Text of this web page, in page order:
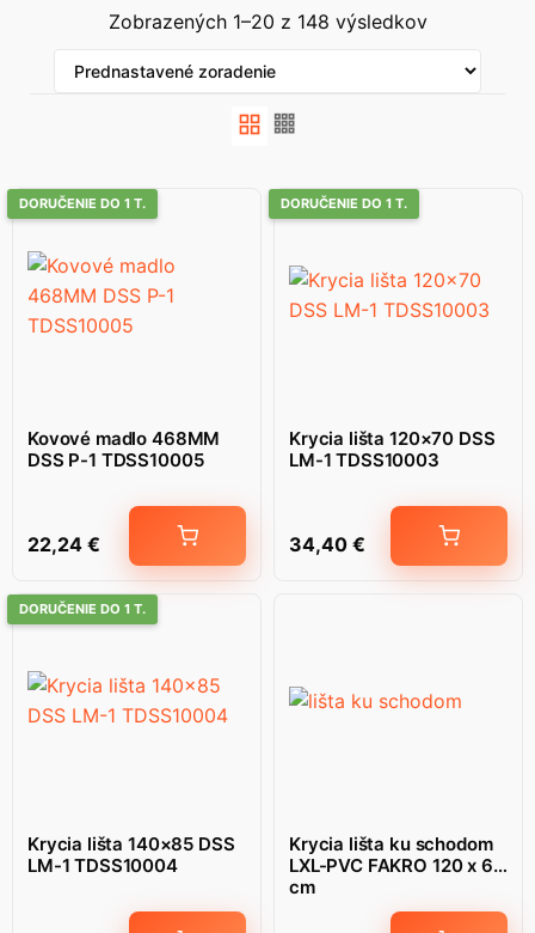
Zobrazených 1–20 z 148 výsledkov
DORUČENIE DO 1 T.
Kovové madlo 468MM
DSS P-1 TDSS10005
22,24 €
DORUČENIE DO 1 T.
Krycia lišta 120×70 DSS
LM-1 TDSS10003
34,40 €
DORUČENIE DO 1 T.
Krycia lišta 140×85 DSS
LM-1 TDSS10004
Krycia lišta ku schodom
LXL-PVC FAKRO 120 x 60
cm